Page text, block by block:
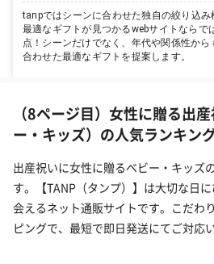
tanpではシーンに合わせた独自の絞り込み
最適なギフトが見つかるwebサイトならで
点！シーンだけでなく、年代や関係性か
合わせた最適なギフトを提案します。
（8ページ目）女性に贈る出
ー・キッズ）の人気ランキン
出産祝いに女性に贈るベビー・キッズ
す。【TANP（タンプ）】は大切な日
会えるネット通販サイトです。こだわ
ピングで、最短で即日発送にてご対応